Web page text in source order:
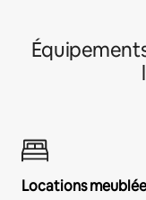
Locations